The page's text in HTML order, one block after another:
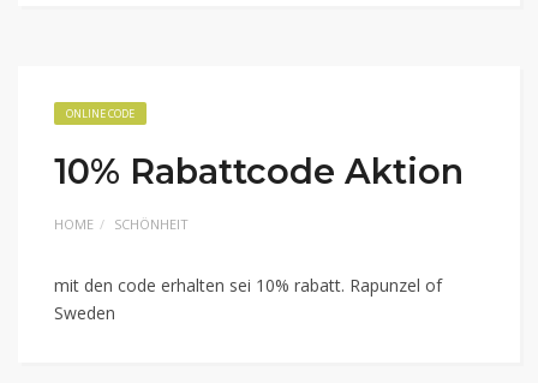
ONLINE CODE
10% Rabattcode Aktion
HOME SCHÖNHEIT
mit den code erhalten sei 10% rabatt. Rapunzel of
Sweden